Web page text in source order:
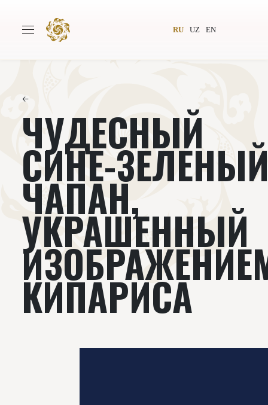
RU UZ EN
Авторы Всемирное общество
Издательство Новости
Книги
←
ЧУДЕСНЫЙ
СИНЕ-
ЧАПАН,
УКРАШЕННЫЙ
КИПАРИСА